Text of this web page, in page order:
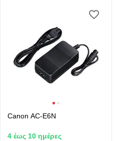
Canon AC-E6N
4 έως 10 ημέρες